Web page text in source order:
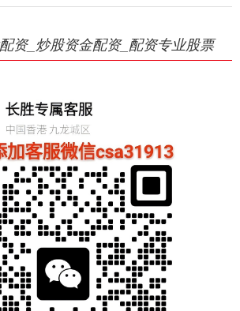
资_炒股资金配资_配资专业股票